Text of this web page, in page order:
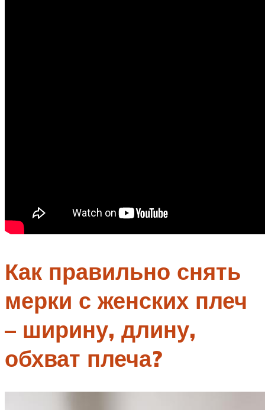
Как правильно снять
мерки с женских плеч
– ширину, длину,
обхват плеча?